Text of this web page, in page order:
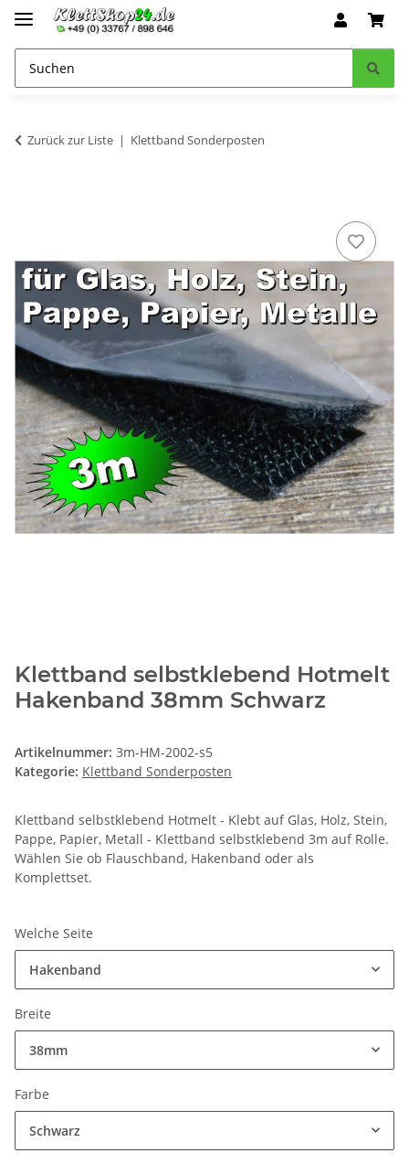
Zurück zur Liste Klettband Sonderposten
Klettband selbstklebend Hotmelt
Hakenband 38mm Schwarz
Artikelnummer: 3m-HM-2002-s5
Kategorie: Klettband Sonderposten
Klettband selbstklebend Hotmelt - Klebt auf Glas, Holz, Stein,
Pappe, Papier, Metall - Klettband selbstklebend 3m auf Rolle.
Wählen Sie ob Flauschband, Hakenband oder als
Komplettset.
Welche Seite
Hakenband
Breite
38mm
Farbe
Schwarz